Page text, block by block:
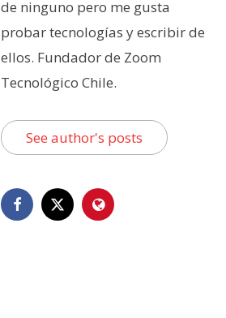
de ninguno pero me gusta
probar tecnologías y escribir de
ellos. Fundador de Zoom
Tecnológico Chile.
See author's posts